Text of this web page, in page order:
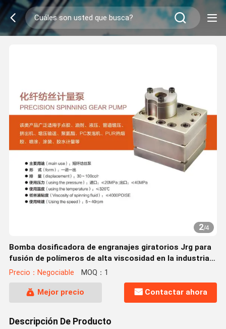
2/4
Bomba dosificadora de engranajes giratorios Jrg para
fusión de polímeros de alta viscosidad en la industria
de recubrimientos y fibras químicas
Precio：Negociable MOQ：1
Mejor precio Contactar ahora
Descripción De Producto